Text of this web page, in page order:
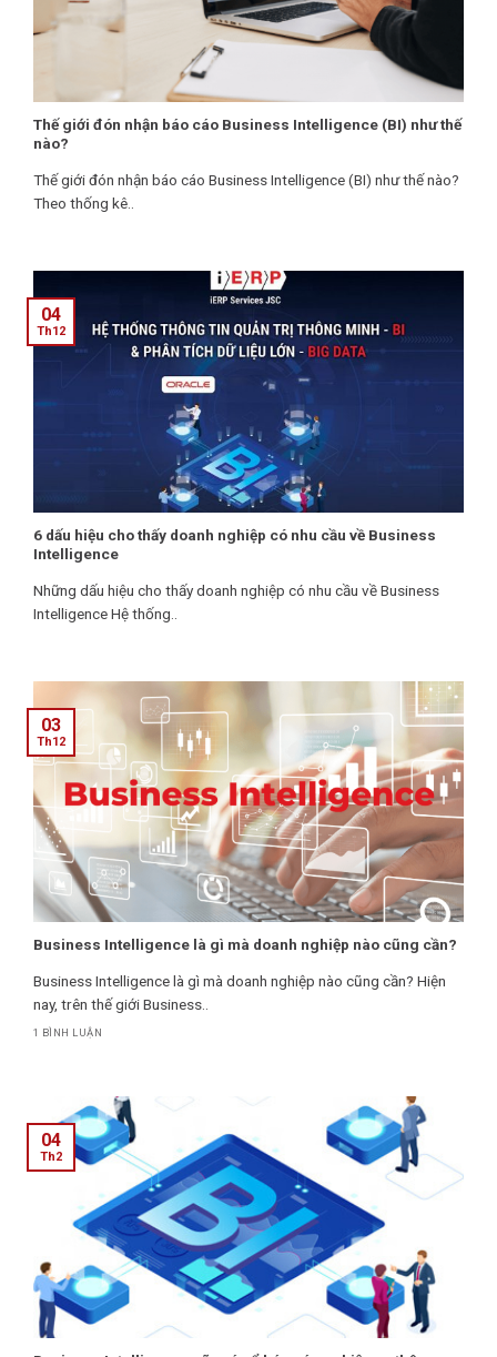
Thế giới đón nhận báo cáo Business Intelligence (BI) như thế
nào?
Thế giới đón nhận báo cáo Business Intelligence (BI) như thế nào?
Theo thống kê..
6 dấu hiệu cho thấy doanh nghiệp có nhu cầu về Business
Intelligence
Những dấu hiệu cho thấy doanh nghiệp có nhu cầu về Business
Intelligence Hệ thống..
04
Th12
Business Intelligence là gì mà doanh nghiệp nào cũng cần?
Business Intelligence là gì mà doanh nghiệp nào cũng cần? Hiện
nay, trên thế giới Business..
1 BÌNH LUẬN
03
Th12
04
Th2